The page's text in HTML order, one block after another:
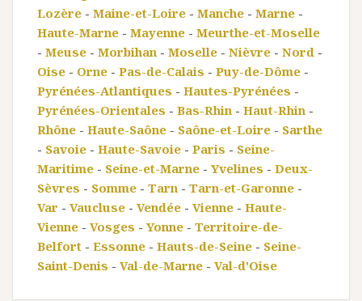
Lozère - Maine-et-Loire - Manche - Marne -
Haute-Marne - Mayenne - Meurthe-et-Moselle
- Meuse - Morbihan - Moselle - Nièvre - Nord -
Oise - Orne - Pas-de-Calais - Puy-de-Dôme -
Pyrénées-Atlantiques - Hautes-Pyrénées -
Pyrénées-Orientales - Bas-Rhin - Haut-Rhin -
Rhône - Haute-Saône - Saône-et-Loire - Sarthe
- Savoie - Haute-Savoie - Paris - Seine-
Maritime - Seine-et-Marne - Yvelines - Deux-
Sèvres - Somme - Tarn - Tarn-et-Garonne -
Var - Vaucluse - Vendée - Vienne - Haute-
Vienne - Vosges - Yonne - Territoire-de-
Belfort - Essonne - Hauts-de-Seine - Seine-
Saint-Denis - Val-de-Marne - Val-d'Oise